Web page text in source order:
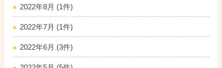
2022年8月 (1件)
2022年7月 (1件)
2022年6月 (3件)